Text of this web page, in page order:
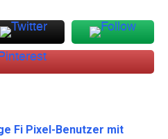
Fi Pixel-Benutzer mit